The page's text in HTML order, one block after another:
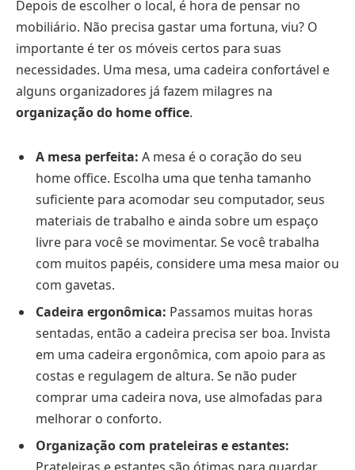
Depois de escolher o local, é hora de pensar no
mobiliário. Não precisa gastar uma fortuna, viu? O
importante é ter os móveis certos para suas
necessidades. Uma mesa, uma cadeira confortável e
alguns organizadores já fazem milagres na
organização do home office.
A mesa perfeita: A mesa é o coração do seu
home office. Escolha uma que tenha tamanho
suficiente para acomodar seu computador, seus
materiais de trabalho e ainda sobre um espaço
livre para você se movimentar. Se você trabalha
com muitos papéis, considere uma mesa maior ou
com gavetas.
Cadeira ergonômica: Passamos muitas horas
sentadas, então a cadeira precisa ser boa. Invista
em uma cadeira ergonômica, com apoio para as
costas e regulagem de altura. Se não puder
comprar uma cadeira nova, use almofadas para
melhorar o conforto.
Organização com prateleiras e estantes: